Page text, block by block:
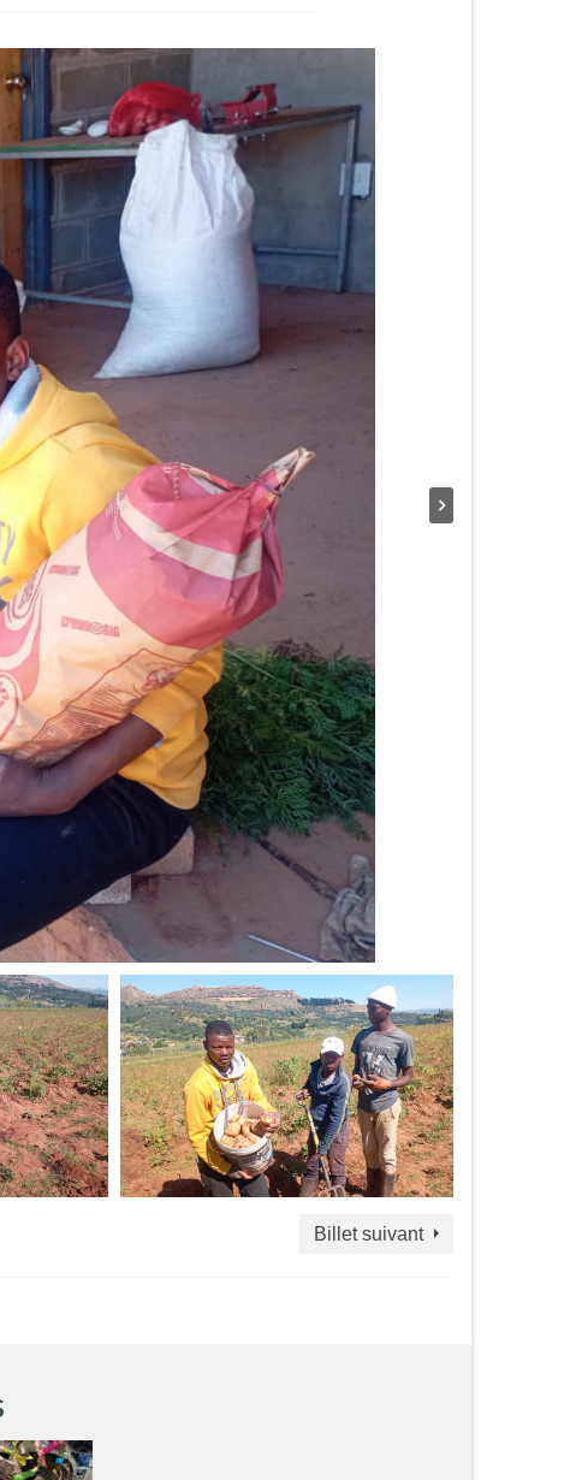
Billet suivant